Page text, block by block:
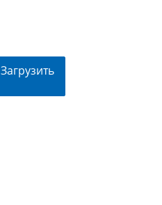
Загрузить